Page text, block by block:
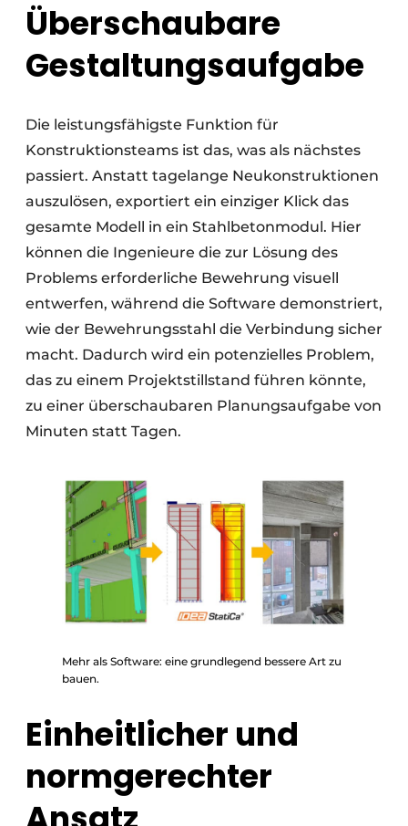
Überschaubare
Gestaltungsaufgabe
Die leistungsfähigste Funktion für
Konstruktionsteams ist das, was als nächstes
passiert. Anstatt tagelange Neukonstruktionen
auszulösen, exportiert ein einziger Klick das
gesamte Modell in ein Stahlbetonmodul. Hier
können die Ingenieure die zur Lösung des
Problems erforderliche Bewehrung visuell
entwerfen, während die Software demonstriert,
wie der Bewehrungsstahl die Verbindung sicher
macht. Dadurch wird ein potenzielles Problem,
das zu einem Projektstillstand führen könnte,
zu einer überschaubaren Planungsaufgabe von
Minuten statt Tagen.
Mehr als Software: eine grundlegend bessere Art zu
bauen.
Einheitlicher und
normgerechter